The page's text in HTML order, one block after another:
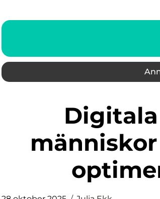
Digitala tvillingar av